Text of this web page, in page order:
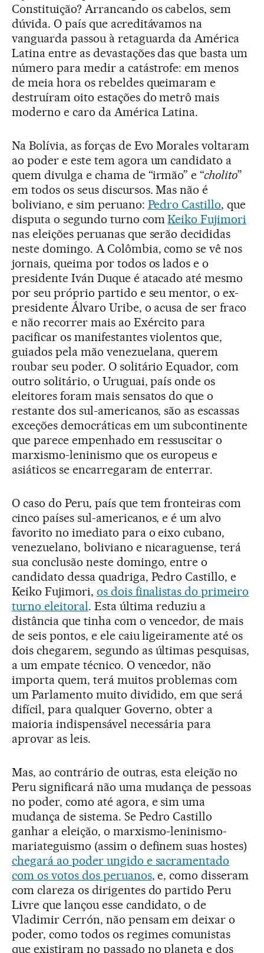
Constituição? Arrancando os cabelos, sem
dúvida. O país que acreditávamos na
vanguarda passou à retaguarda da América
Latina entre as devastações das que basta um
número para medir a catástrofe: em menos
de meia hora os rebeldes queimaram e
destruíram oito estações do metrô mais
moderno e caro da América Latina.
Na Bolívia, as forças de Evo Morales voltaram
ao poder e este tem agora um candidato a
quem divulga e chama de “irmão” e “cholito”
em todos os seus discursos. Mas não é
boliviano, e sim peruano: Pedro Castillo, que
disputa o segundo turno comKeiko Fujimori
nas eleições peruanas que serão decididas
neste domingo. A Colômbia, como se vê nos
jornais, queima por todos os lados e o
presidente Iván Duque é atacado até mesmo
por seu próprio partido e seu mentor, o ex-
presidente Álvaro Uribe, o acusa de ser fraco
e não recorrer mais ao Exército para
pacificar os manifestantes violentos que,
guiados pela mão venezuelana, querem
roubar seu poder. O solitário Equador, com
outro solitário, o Uruguai, país onde os
eleitores foram mais sensatos do que o
restante dos sul-americanos, são as escassas
exceções democráticas em um subcontinente
que parece empenhado em ressuscitar o
marxismo-leninismo que os europeus e
asiáticos se encarregaram de enterrar.
O caso do Peru, país que tem fronteiras com
cinco países sul-americanos, e é um alvo
favorito no imediato para o eixo cubano,
venezuelano, boliviano e nicaraguense, terá
sua conclusão neste domingo, entre o
candidato dessa quadriga, Pedro Castillo, e
Keiko Fujimori, os dois finalistas do primeiro
turno eleitoral. Esta última reduziu a
distância que tinha com o vencedor, de mais
de seis pontos, e ele caiu ligeiramente até os
dois chegarem, segundo as últimas pesquisas,
a um empate técnico. O vencedor, não
importa quem, terá muitos problemas com
um Parlamento muito dividido, em que será
difícil, para qualquer Governo, obter a
maioria indispensável necessária para
aprovar as leis.
Mas, ao contrário de outras, esta eleição no
Peru significará não uma mudança de pessoas
no poder, como até agora, e sim uma
mudança de sistema. Se Pedro Castillo
ganhar a eleição, o marxismo-leninismo-
mariateguismo (assim o definem suas hostes)
chegará ao poder ungido e sacramentado
com os votos dos peruanos, e, como disseram
com clareza os dirigentes do partido Peru
Livre que lançou esse candidato, o de
Vladimir Cerrón, não pensam em deixar o
poder, como todos os regimes comunistas
que existiram no passado no planeta e dos